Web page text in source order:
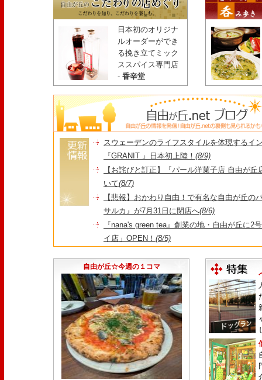
日本初のオリジナ
ルオーダーができ
る挽き立てミック
ススパイス専門店
- 香辛堂
スウェーデンのライフスタイルを体現するイ
『GRANIT 』日本初上陸！ (8/9)
【お詫びと訂正】『パール洋菓子店 自由が
いて(8/7)
【悲報】おかわり自由！で有名な自由が丘の
サルカ』が7月31日に閉店へ(8/6)
『nana's green tea』創業の地・自由が丘に2
イ店」OPEN！ (8/5)
店・閉店情報まとめ】
自由が丘☆今週の１コマ